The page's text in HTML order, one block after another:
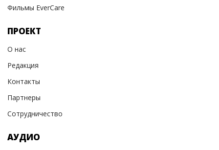
Фильмы EverCare
ПРОЕКТ
О нас
Редакция
Контакты
Партнеры
Сотрудничество
АУДИО